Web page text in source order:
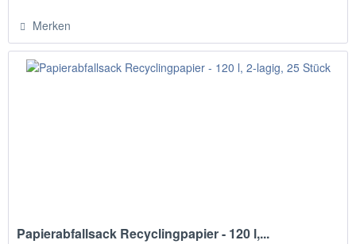
Merken
Papierabfallsack Recyclingpapier - 120 l,...